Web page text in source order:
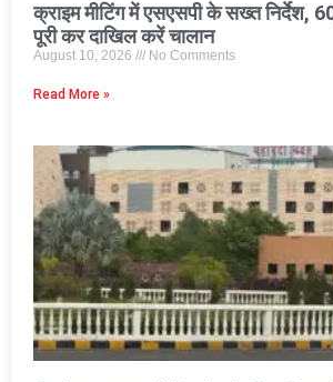
क्राइम मीटिंग में एसएसपी के सख्त निर्देश,
पूरी कर दाखिल करें चालान
August 10, 2026 No Comments
Read More »